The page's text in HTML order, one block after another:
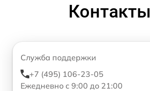
Контакты
Служба поддержки
+7 (495) 106-23-05
Ежедневно с 9:00 до 21:00